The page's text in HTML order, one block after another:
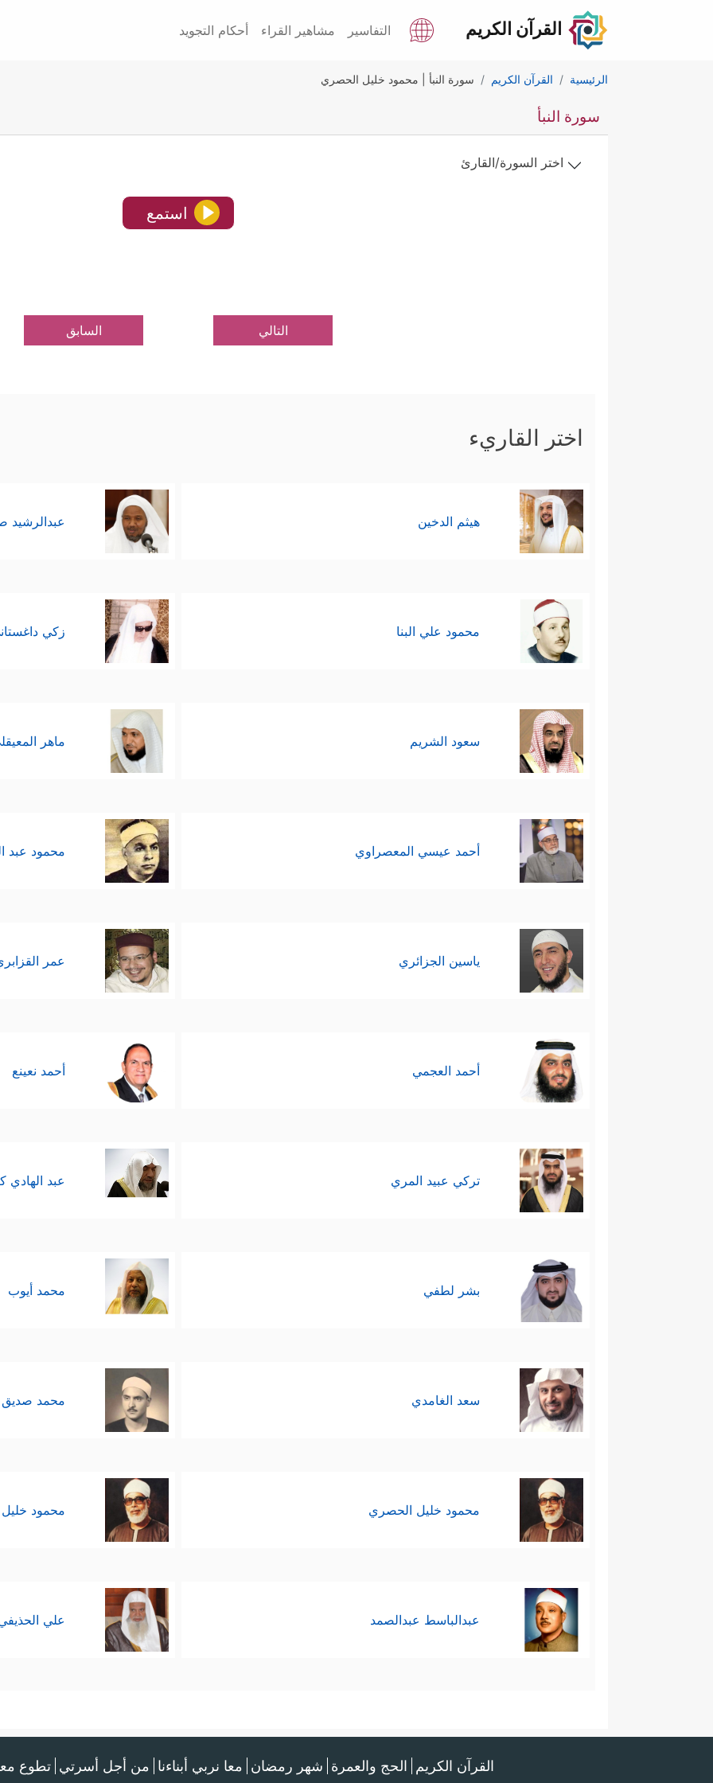
القرآن الكريم التفاسير مشاهير القراء أحكام التجويد
الرئيسية القرآن الكريم سورة النبأ | محمود خليل الحصري
سورة النبأ
اختر السورة/القارئ
استمع
التالي السابق
اختر القاريء
هيثم الدخين عبدالرشيد
محمود علي البنا زكي
سعود الشريم ماهر
أحمد عيسي المعصراوي محمود عبد
ياسين الجزائري عمر
أحمد العجمي أحمد نعينع
تركي عبيد المري عبد الهادي
بشر لطفي محمد أيوب
سعد الغامدي محمد صديق
محمود خليل الحصري محمود
عبدالباسط عبدالصمد علي
القرآن الكريم الحج والعمرة شهر رمضان معا نربي أبناءنا من أجل أسرتي تطوع